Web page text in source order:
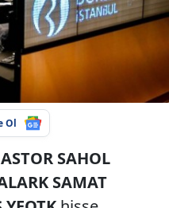
Ol
SAHOL
SAMAT